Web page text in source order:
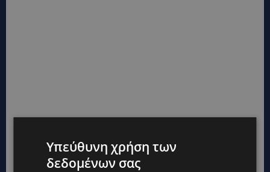
Υπεύθυνη χρήση των
δεδομένων σας